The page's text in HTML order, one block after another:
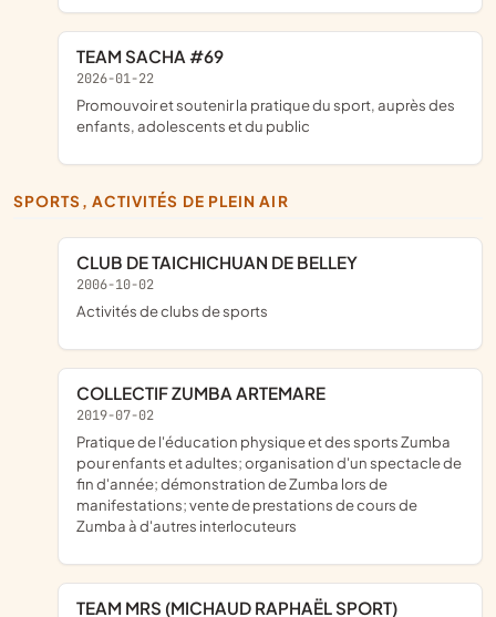
TEAM SACHA #69
2026-01-22
promouvoir et soutenir la pratique du sport, auprès des
enfants, adolescents et du public
SPORTS, ACTIVITÉS DE PLEIN AIR
CLUB DE TAICHICHUAN DE BELLEY
2006-10-02
Activités de clubs de sports
COLLECTIF ZUMBA ARTEMARE
2019-07-02
pratique de l'éducation physique et des sports Zumba
pour enfants et adultes; organisation d'un spectacle de
fin d'année; démonstration de Zumba lors de
manifestations; vente de prestations de cours de
Zumba à d'autres interlocuteurs
TEAM MRS (MICHAUD RAPHAËL SPORT)